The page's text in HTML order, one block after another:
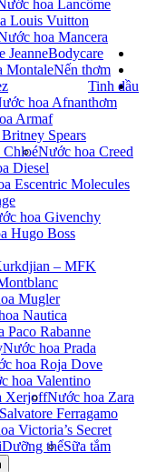
hoa Lancôme
Louis Vuitton
hoa Mancera
Jeanne
Montale
hoa Afnan
Armaf
Spears
ChloéNước hoa Creed
Diesel
Escentric Molecules
hoa Givenchy
Hugo Boss
– MFK
Mugler
Nautica
Paco Rabanne
Nước hoa Prada
hoa Roja Dove
hoa Valentino
XerjoffNước hoa Zara
Ferragamo
Victoria’s Secret
Bodycare
Dưỡng thểSữa tắm
Nến thơm
Tinh dầu
thơm